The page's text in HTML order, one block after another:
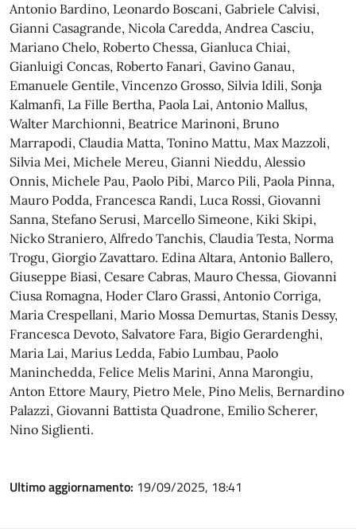
Antonio Bardino, Leonardo Boscani, Gabriele Calvisi,
Gianni Casagrande, Nicola Caredda, Andrea Casciu,
Mariano Chelo, Roberto Chessa, Gianluca Chiai,
Gianluigi Concas, Roberto Fanari, Gavino Ganau,
Emanuele Gentile, Vincenzo Grosso, Silvia Idili, Sonja
Kalmanfi, La Fille Bertha, Paola Lai, Antonio Mallus,
Walter Marchionni, Beatrice Marinoni, Bruno
Marrapodi, Claudia Matta, Tonino Mattu, Max Mazzoli,
Silvia Mei, Michele Mereu, Gianni Nieddu, Alessio
Onnis, Michele Pau, Paolo Pibi, Marco Pili, Paola Pinna,
Mauro Podda, Francesca Randi, Luca Rossi, Giovanni
Sanna, Stefano Serusi, Marcello Simeone, Kiki Skipi,
Nicko Straniero, Alfredo Tanchis, Claudia Testa, Norma
Trogu, Giorgio Zavattaro. Edina Altara, Antonio Ballero,
Giuseppe Biasi, Cesare Cabras, Mauro Chessa, Giovanni
Ciusa Romagna, Hoder Claro Grassi, Antonio Corriga,
Maria Crespellani, Mario Mossa Demurtas, Stanis Dessy,
Francesca Devoto, Salvatore Fara, Bigio Gerardenghi,
Maria Lai, Marius Ledda, Fabio Lumbau, Paolo
Maninchedda, Felice Melis Marini, Anna Marongiu,
Anton Ettore Maury, Pietro Mele, Pino Melis, Bernardino
Palazzi, Giovanni Battista Quadrone, Emilio Scherer,
Nino Siglienti.
Ultimo aggiornamento: 19/09/2025, 18:41